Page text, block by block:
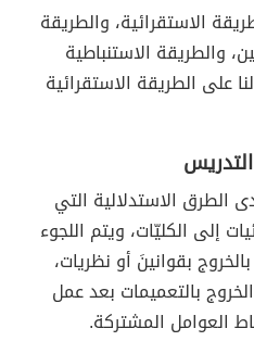
الاستقرائية، والطريقة
والطريقة الاستنباطية
على الطريقة الاستقرائية
الطرق الاستدلالية التي
إلى الكليّات، ويتم اللجوء
بقوانينَ أو نظريات،
بالتعميمات بعد عمل
العوامل المشتركة.